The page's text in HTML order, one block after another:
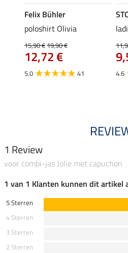
Felix Bühler
poloshirt Olivia
15,90 €19,90 €
12,72 €
5.0 41 4.6
1 Review
voor combi-jas Jolie met capuchon
1 van 1 Klanten kunnen dit artikel
5 Sterren
4 Sterren
3 Sterren
2 Sterren